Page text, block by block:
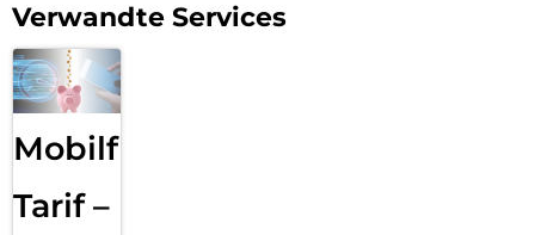
Verwandte Services
Mobilfunk
Tarif –